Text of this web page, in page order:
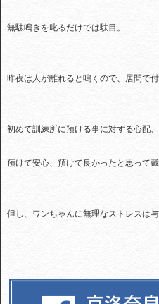
無駄鳴きを叱るだけでは駄目。
昨夜は人が離れると鳴くので、居間で付
初めて訓練所に預ける事に対する心配
預けて安心、預けて良かったと思って
但し、ワンちゃんに無理なストレスは